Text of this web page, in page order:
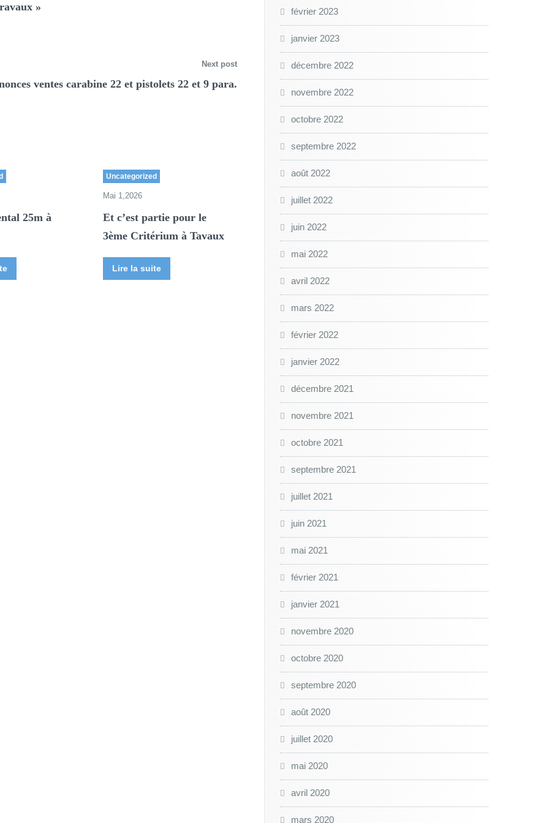
»
Next post
ventes carabine 22 et pistolets 22 et 9 para.
25m à
Uncategorized
Mai 1,2026
Et c’est partie pour le
3ème Critérium à Tavaux
Lire la suite
février 2023
janvier 2023
décembre 2022
novembre 2022
octobre 2022
septembre 2022
août 2022
juillet 2022
juin 2022
mai 2022
avril 2022
mars 2022
février 2022
janvier 2022
décembre 2021
novembre 2021
octobre 2021
septembre 2021
juillet 2021
juin 2021
mai 2021
février 2021
janvier 2021
novembre 2020
octobre 2020
septembre 2020
août 2020
juillet 2020
mai 2020
avril 2020
mars 2020